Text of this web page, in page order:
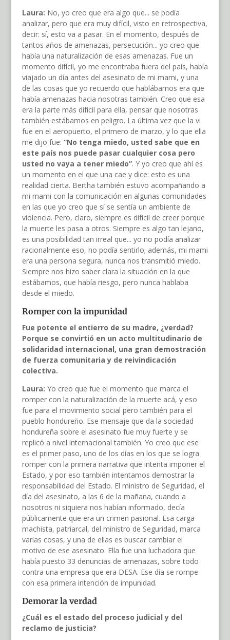
Laura: No, yo creo que era algo que... se podía
analizar, pero que era muy difícil, visto en retrospectiva,
decir: sí, esto va a pasar. En el momento, después de
tantos años de amenazas, persecución... yo creo que
había una naturalización de esas amenazas. Fue un
momento difícil, yo me encontraba fuera del país, había
viajado un día antes del asesinato de mi mami, y una
de las cosas que yo recuerdo que hablábamos era que
había amenazas hacia nosotras también. Creo que esa
era la parte más difícil para ella, pensar que nosotras
también estábamos en peligro. La última vez que la vi
fue en el aeropuerto, el primero de marzo, y lo que ella
me dijo fue: “No tenga miedo, usted sabe que en
este país nos puede pasar cualquier cosa pero
usted no vaya a tener miedo”. Y yo creo que ahí es
un momento en el que una cae y dice: esto es una
realidad cierta. Bertha también estuvo acompañando a
mi mami con la comunicación en algunas comunidades
en las que yo creo que sí se sentía un ambiente de
violencia. Pero, claro, siempre es difícil de creer porque
la muerte les pasa a otros. Siempre es algo tan lejano,
es una posibilidad tan irreal que... yo no podía analizar
racionalmente eso, no podía sentirlo; además, mi mami
era una persona segura, nunca nos transmitió miedo.
Siempre nos hizo saber clara la situación en la que
estábamos, que había riesgo, pero nunca hablaba
desde el miedo.
Romper con la impunidad
Fue potente el entierro de su madre, ¿verdad?
Porque se convirtió en un acto multitudinario de
solidaridad internacional, una gran demostración
de fuerza comunitaria y de reivindicación
colectiva.
Laura: Yo creo que fue el momento que marca el
romper con la naturalización de la muerte acá, y eso
fue para el movimiento social pero también para el
pueblo hondureño. Ese mensaje que da la sociedad
hondureña sobre el asesinato fue muy fuerte y se
replicó a nivel internacional también. Yo creo que ese
es el primer paso, uno de los días en los que se logra
romper con la primera narrativa que intenta imponer el
Estado, y por eso también intentamos demostrar la
responsabilidad del Estado. El ministro de Seguridad, el
día del asesinato, a las 6 de la mañana, cuando a
nosotros ni siquiera nos habían informado, decía
públicamente que era un crimen pasional. Esa carga
machista, patriarcal, del ministro de Seguridad, marca
varias cosas, y una de ellas es buscar cambiar el
motivo de ese asesinato. Ella fue una luchadora que
había puesto 33 denuncias de amenazas, sobre todo
contra una empresa que era DESA. Ese día se rompe
con esa primera intención de impunidad.
Demorar la verdad
¿Cuál es el estado del proceso judicial y del
reclamo de justicia?